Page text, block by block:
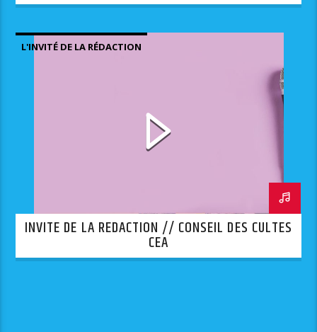
L'INVITÉ DE LA RÉDACTION
INVITE DE LA REDACTION // CONSEIL DES CULTES
CEA